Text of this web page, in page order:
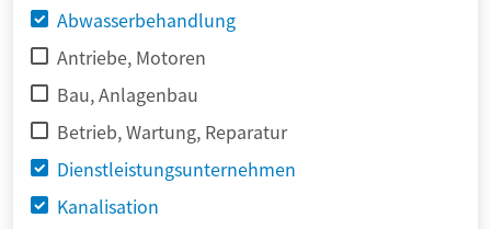
Abwasserbehandlung
Antriebe, Motoren
Bau, Anlagenbau
Betrieb, Wartung, Reparatur
Dienstleistungsunternehmen
Kanalisation